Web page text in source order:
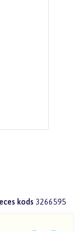
kods 3266595